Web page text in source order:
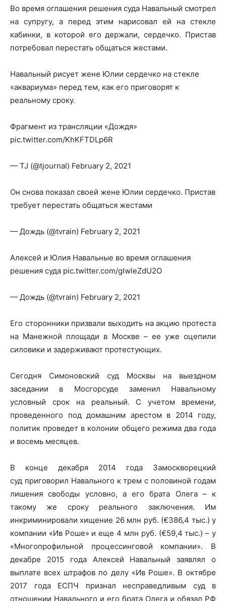
Во время оглашения решения суда Навальный смотрел
на супругу, а перед этим нарисовал ей на стекле
кабинки, в которой его держали, сердечко. Пристав
потребовал перестать общаться жестами.
Навальный рисует жене Юлии сердечко на стекле
«аквариума» перед тем, как его приговорят к
реальному сроку.
Фрагмент из трансляции «Дождя»
pic.twitter.com/KhKFTDLp6R
— TJ (@tjournal) February 2, 2021
Он снова показал своей жене Юлии сердечко. Пристав
требует перестать общаться жестами
— Дождь (@tvrain) February 2, 2021
Алексей и Юлия Навальные во время оглашения
решения суда pic.twitter.com/gIwleZdU2O
— Дождь (@tvrain) February 2, 2021
Его сторонники призвали выходить на акцию протеста
на Манежной площади в Москве – ее уже оцепили
силовики и задерживают протестующих.
Сегодня Симоновский суд Москвы на выездном
заседании в Мосгорсуде заменил Навальному
условный срок на реальный. С учетом времени,
проведенного под домашним арестом в 2014 году,
политик проведет в колонии общего режима два года
и восемь месяцев.
В конце декабря 2014 года Замоскворецкий
суд приговорил Навального к трем с половиной годам
лишения свободы условно, а его брата Олега – к
такому же сроку реального заключения. Им
инкриминировали хищение 26 млн руб. (€386,4 тыс.) у
компании «Ив Роше» и еще 4 млн руб. (€59,4 тыс.) – у
«Многопрофильной процессинговой компании». В
декабре 2015 года Алексей Навальный заявлял о
выплате всех штрафов по делу «Ив Роше». В октябре
2017 года ЕСПЧ признал несправедливым суд в
отношении Навального и его брата Олега и обязал РФ